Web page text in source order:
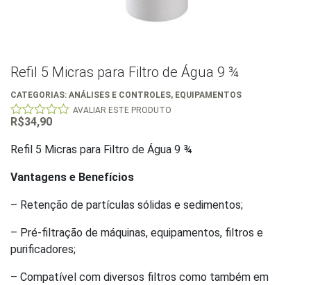
Refil 5 Micras para Filtro de Água 9 ¾
CATEGORIAS: ANÁLISES E CONTROLES, EQUIPAMENTOS
0
of
5
AVALIAR ESTE PRODUTO
R$34,90
Refil 5 Micras para Filtro de Água 9 ¾
Vantagens e Benefícios
– Retenção de partículas sólidas e sedimentos;
– Pré-filtração de máquinas, equipamentos, filtros e
purificadores;
– Compatível com diversos filtros como também em